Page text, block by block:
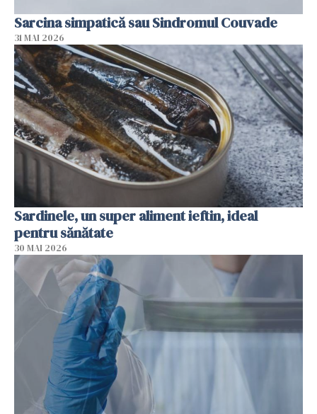
Sarcina simpatică sau Sindromul Couvade
31 MAI 2026
Sardinele, un super aliment ieftin, ideal
pentru sănătate
30 MAI 2026